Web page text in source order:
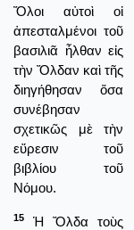
Ὅλοι αὐτοὶ οἱ
ἀπεσταλμένοι τοῦ
βασιλιᾶ ἦλθαν εἰς
τὴν Ὄλδαν καὶ τῆς
διηγήθησαν ὅσα
συνέβησαν
σχετικῶς μὲ τὴν
εὕρεσιν τοῦ
βιβλίου τοῦ
Νόμου.
15
Ἡ Ὄλδα τοὺς